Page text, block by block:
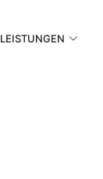
LEISTUNGEN